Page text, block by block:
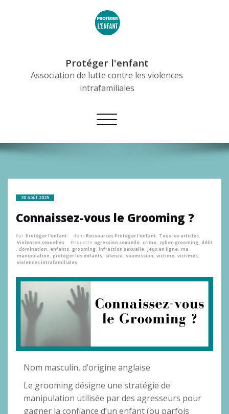
Protéger l'enfant
Association de lutte contre les violences
intrafamiliales
Afficher/masquer
la
30 août 2025
Connaissez-vous le Grooming ?
Par Protéger l'enfant dansRessources Protéger l'enfant, Tous les articles,
Violences sexuelles
Étiquette agression sexuelle, crime, cyber-grooming, délit
, domination, enfants, grooming, infraction sexuelle, jeux en ligne, ma,
manipulation, protéger les enfants, silence, soumission, victime, victimes,
violences intrafamiliales
Nom masculin, d’origine anglaise
Le grooming désigne une stratégie de
manipulation utilisée par des agresseurs pour
gagner la confiance d’un enfant (ou parfois